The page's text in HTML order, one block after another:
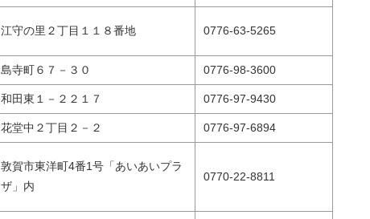
江守の里２丁目１１８番地 0776-63-5265
島寺町６７－３０ 0776-98-3600
和田東１－２２１７ 0776-97-9430
花堂中２丁目２－２ 0776-97-6894
敦賀市東洋町4番1号「あいあいプラ
ザ」内
0770-22-8811